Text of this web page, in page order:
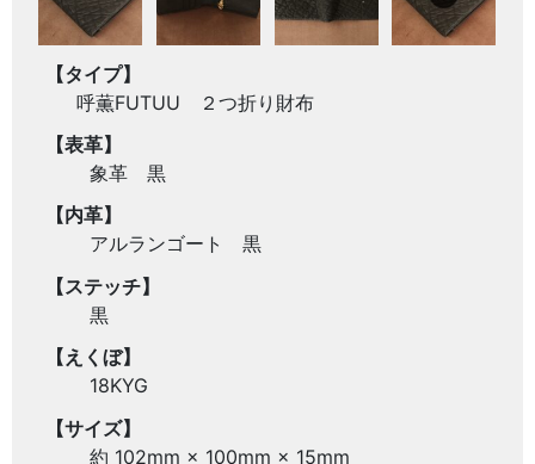
【タイプ】
呼薫FUTUU ２つ折り財布
【表革】
象革 黒
【内革】
アルランゴート 黒
【ステッチ】
黒
【えくぼ】
18KYG
【サイズ】
約 102mm × 100mm × 15mm